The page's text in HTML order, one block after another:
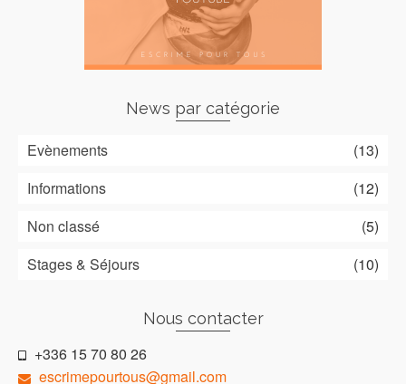
News par catégorie
Evènements
(13)
Informations
(12)
Non classé
(5)
Stages & Séjours
(10)
Nous contacter
+336 15 70 80 26
escrimepourtous@gmail.com